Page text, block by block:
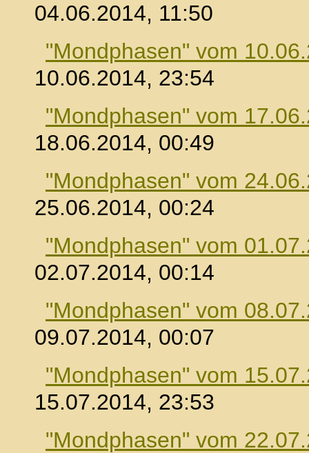
04.06.2014, 11:50
"Mondphasen" vom
10.06.2014, 23:54
"Mondphasen" vom
18.06.2014, 00:49
"Mondphasen" vom
25.06.2014, 00:24
"Mondphasen" vom
02.07.2014, 00:14
"Mondphasen" vom
09.07.2014, 00:07
"Mondphasen" vom
15.07.2014, 23:53
"Mondphasen" vom